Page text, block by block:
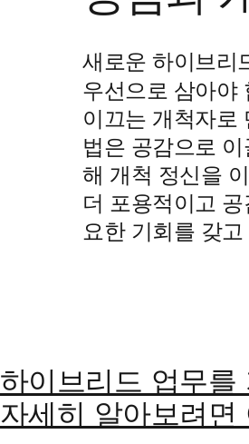
새로운 하이브리
우선으로 삼아야
이끄는 개척자로
법은 공감으로
해 개척 정신을
더 포용적이고
요한 기회를 갖고
하이브리드 업무를
자세히 알아보려면